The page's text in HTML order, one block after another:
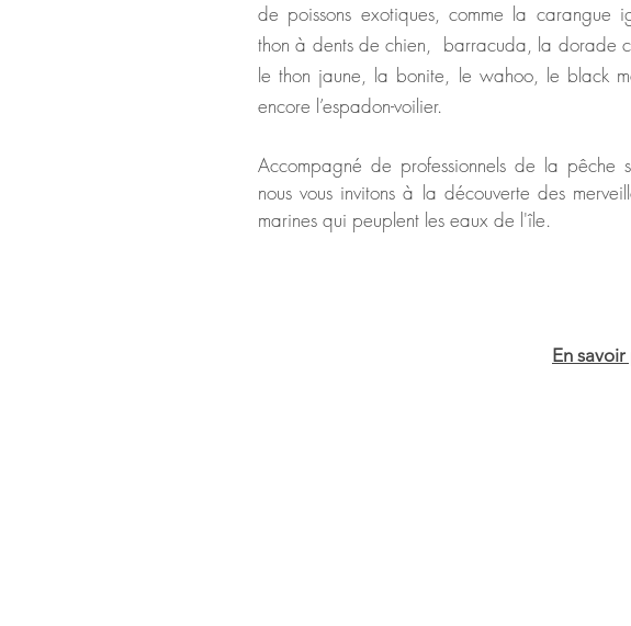
de poissons exotiques, comme la carangue
thon à dents de chien, barracuda, la dorade
le thon jaune, la bonite, le wahoo, le black
encore l’espadon-voilier.
Accompagné de professionnels de la pêche
nous vous invitons à la découverte des
marines qui peuplent les eaux de l'île.
En